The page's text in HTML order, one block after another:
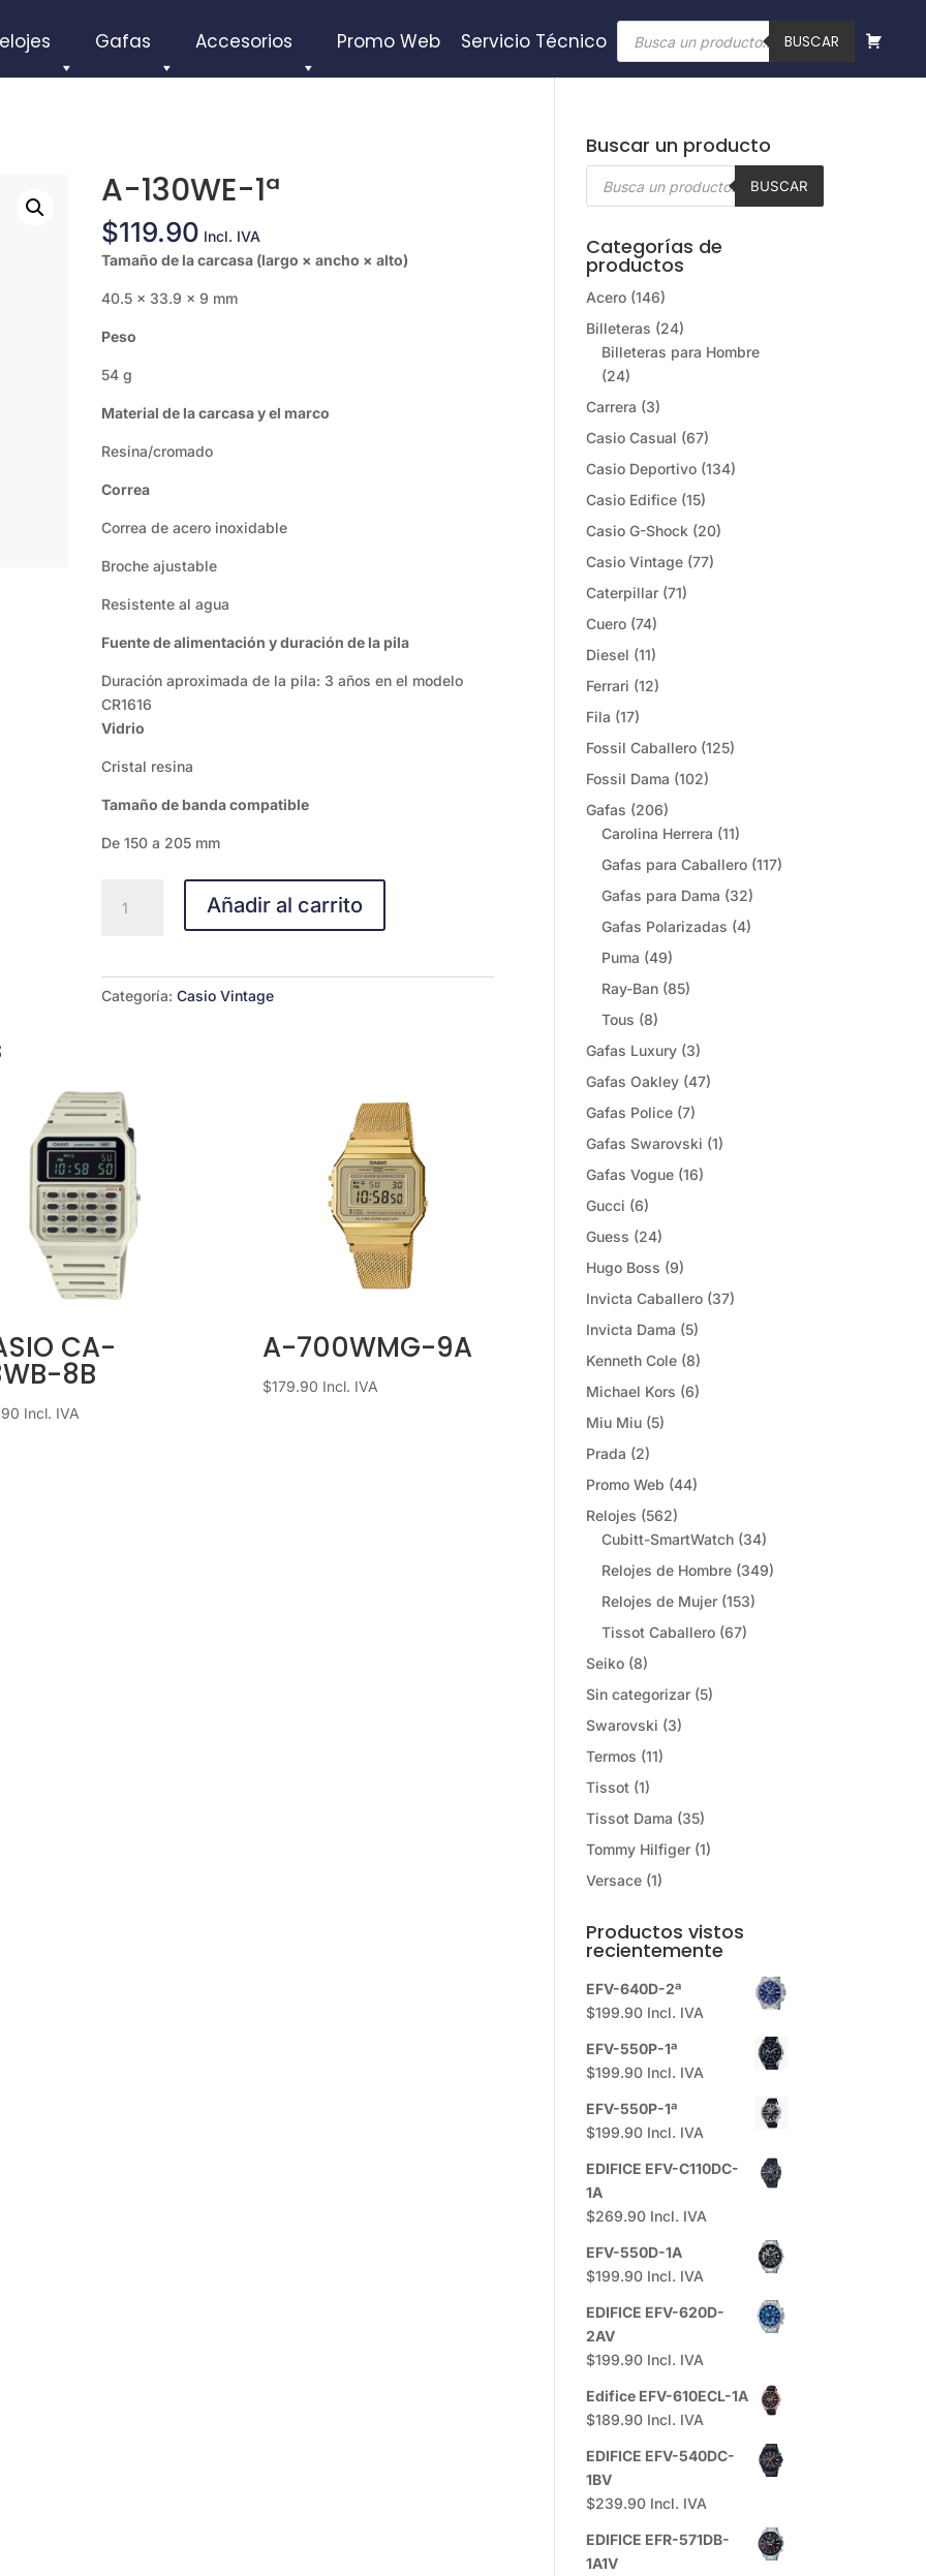
Gafas Accesorios Promo Web Servicio Técnico
Búsqueda
de
productos
BUSCAR
A-130WE-1ª
$119.90 Incl. IVA
Tamaño de la carcasa (largo × ancho × alto)
40.5 × 33.9 × 9 mm
Peso
54 g
Material de la carcasa y el marco
Resina/cromado
Correa
Correa de acero inoxidable
Broche ajustable
Resistente al agua
Fuente de alimentación y duración de la pila
Duración aproximada de la pila: 3 años en el modelo
CR1616
Vidrio
Cristal resina
Tamaño de banda compatible
De 150 a 205 mm
130WE-
Añadir al carrito
Categoría:Casio Vintage
CA-
8B
Incl. IVA
A-700WMG-9A
$179.90 Incl. IVA
Buscar un producto
Búsqueda
BUSCAR
Categorías de
productos
Acero (146)
Billeteras (24)
Billeteras para Hombre
(24)
Carrera (3)
Casio Casual (67)
Casio Deportivo (134)
Casio Edifice (15)
Casio G-Shock (20)
Casio Vintage (77)
Caterpillar (71)
Cuero (74)
Diesel (11)
Ferrari (12)
Fila (17)
Fossil Caballero (125)
Fossil Dama (102)
Gafas (206)
Carolina Herrera (11)
Gafas para Caballero (117)
Gafas para Dama (32)
Gafas Polarizadas (4)
Puma (49)
Ray-Ban (85)
Tous (8)
Gafas Luxury (3)
Gafas Oakley (47)
Gafas Police (7)
Gafas Swarovski (1)
Gafas Vogue (16)
Gucci (6)
Guess (24)
Hugo Boss (9)
Invicta Caballero (37)
Invicta Dama (5)
Kenneth Cole (8)
Michael Kors (6)
Miu Miu (5)
Prada (2)
Promo Web (44)
Relojes (562)
Cubitt-SmartWatch (34)
Relojes de Hombre (349)
Relojes de Mujer (153)
Tissot Caballero (67)
Seiko (8)
Sin categorizar (5)
Swarovski (3)
Termos (11)
Tissot (1)
Tissot Dama (35)
Tommy Hilfiger (1)
Versace (1)
Productos vistos
recientemente
EFV-640D-2ª
$199.90 Incl. IVA
EFV-550P-1ª
$199.90 Incl. IVA
EFV-550P-1ª
$199.90 Incl. IVA
EDIFICE EFV-C110DC-
1A
$269.90 Incl. IVA
EFV-550D-1A
$199.90 Incl. IVA
EDIFICE EFV-620D-
2AV
$199.90 Incl. IVA
Edifice EFV-610ECL-1A
$189.90 Incl. IVA
EDIFICE EFV-540DC-
1BV
$239.90 Incl. IVA
EDIFICE EFR-571DB-
1A1V